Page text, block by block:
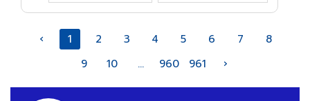
‹ 1 2 3 4 5 6 7
8
9
10 ... 960 961 ›